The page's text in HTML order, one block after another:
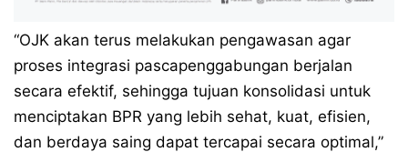
“OJK akan terus melakukan pengawasan agar
proses integrasi pascapenggabungan berjalan
secara efektif, sehingga tujuan konsolidasi untuk
menciptakan BPR yang lebih sehat, kuat, efisien,
dan berdaya saing dapat tercapai secara optimal,”